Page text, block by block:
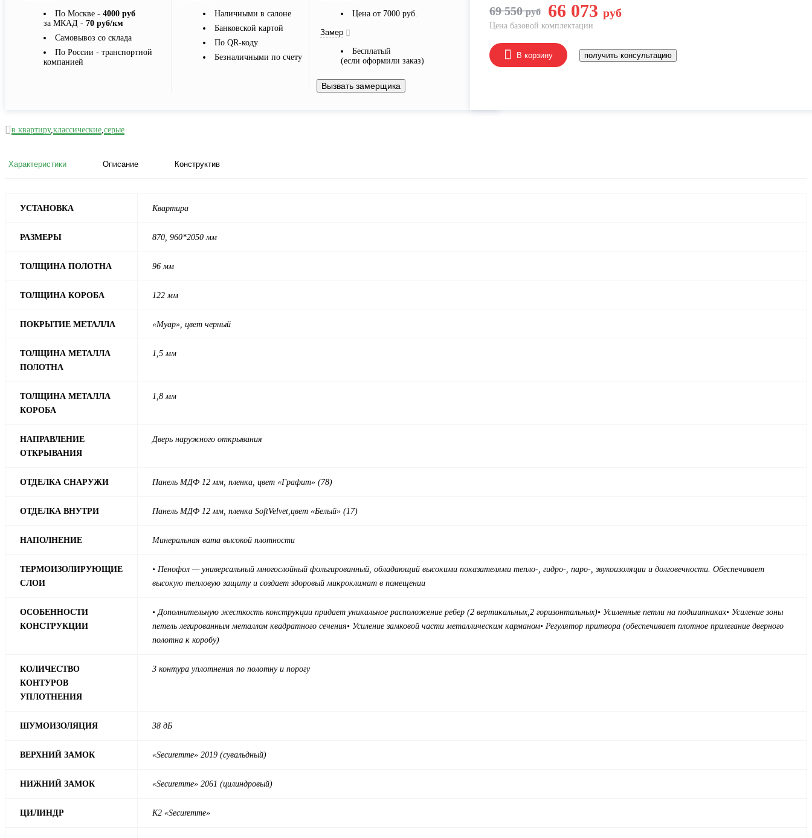
По Москве - 4000 руб
за МКАД - 70 руб/км
Самовывоз со склада
По России - транспортной
компанией
Наличными в салоне
Банковской картой
По QR-коду
Безналичными по счету
Цена от 7000 руб.
Замер
Бесплатый
(если оформили заказ)
Вызвать замерщика
69 550 руб 66 073 руб
Цена базовой комплектации
В корзину получить консультацию
в квартиру,классические,серые
Характеристики Описание Конструктив
УСТАНОВКА Квартира
РАЗМЕРЫ 870, 960*2050 мм
ТОЛЩИНА ПОЛОТНА 96 мм
ТОЛЩИНА КОРОБА 122 мм
ПОКРЫТИЕ МЕТАЛЛА «Муар», цвет черный
ТОЛЩИНА МЕТАЛЛА
ПОЛОТНА
1,5 мм
ТОЛЩИНА МЕТАЛЛА
КОРОБА
1,8 мм
НАПРАВЛЕНИЕ
ОТКРЫВАНИЯ
Дверь наружного открывания
ОТДЕЛКА СНАРУЖИ Панель МДФ 12 мм, пленка, цвет «Графит» (78)
ОТДЕЛКА ВНУТРИ Панель МДФ 12 мм, пленка SoftVelvet,цвет «Белый» (17)
НАПОЛНЕНИЕ Минеральная вата высокой плотности
ТЕРМОИЗОЛИРУЮЩИЕ
СЛОИ
• Пенофол — универсальный многослойный фольгированный, обладающий высокими показателями тепло-, гидро-, паро-, звукоизоляции и долговечности. Обеспечивает
высокую тепловую защиту и создает здоровый микроклимат в помещении
ОСОБЕННОСТИ
КОНСТРУКЦИИ
• Дополнительную жесткость конструкции придает уникальное расположение ребер (2 вертикальных,2 горизонтальных)• Усиленные петли на подшипниках• Усиление зоны
петель легированным металлом квадратного сечения• Усиление замковой части металлическим карманом• Регулятор притвора (обеспечивает плотное прилегание дверного
полотна к коробу)
КОЛИЧЕСТВО
КОНТУРОВ
УПЛОТНЕНИЯ
3 контура уплотнения по полотну и порогу
ШУМОИЗОЛЯЦИЯ 38 дБ
ВЕРХНИЙ ЗАМОК «Securemme» 2019 (сувальдный)
НИЖНИЙ ЗАМОК «Securemme» 2061 (цилиндровый)
ЦИЛИНДР К2 «Securemme»